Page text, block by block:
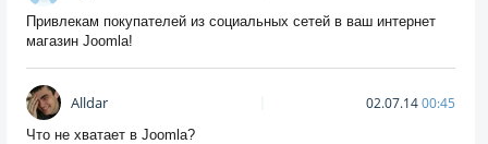
Привлекам покупателей из социальных сетей в ваш интернет
магазин Joomla!
Alldar 02.07.1400:45
Что не хватает в Joomla?